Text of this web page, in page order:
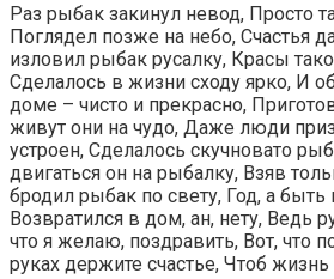
Раз рыбак закинул невод, Просто
Поглядел позже на небо, Счастья
изловил рыбак русалку, Красы
Сделалось в жизни сходу ярко, И
доме – чисто и прекрасно,
живут они на чудо, Даже люди
устроен, Сделалось скучновато
двигаться он на рыбалку, Взяв
бродил рыбак по свету, Год, а
Возвратился в дом, ан, нету, Ведь
что я желаю, поздравить, Вот, что
руках держите счастье, Чтоб